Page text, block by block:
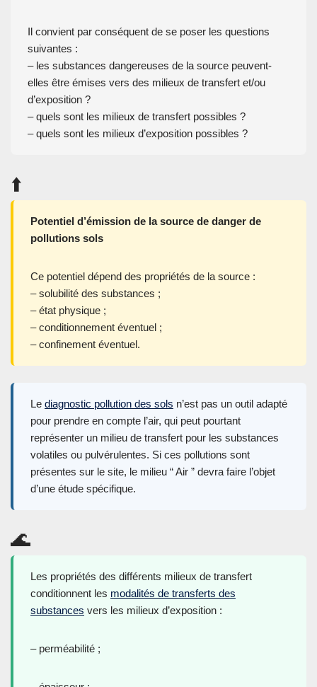
Il convient par conséquent de se poser les questions
suivantes :
– les substances dangereuses de la source peuvent-
elles être émises vers des milieux de transfert et/ou
d’exposition ?
– quels sont les milieux de transfert possibles ?
– quels sont les milieux d’exposition possibles ?
⬆️
Potentiel d’émission de la source de danger de
pollutions sols
Ce potentiel dépend des propriétés de la source :
– solubilité des substances ;
– état physique ;
– conditionnement éventuel ;
– confinement éventuel.
Le diagnostic pollution des sols n’est pas un outil adapté
pour prendre en compte l’air, qui peut pourtant
représenter un milieu de transfert pour les substances
volatiles ou pulvérulentes. Si ces pollutions sont
présentes sur le site, le milieu “ Air ” devra faire l’objet
d’une étude spécifique.
🌊
Les propriétés des différents milieux de transfert
conditionnent les modalités de transferts des
substances vers les milieux d’exposition :
– perméabilité ;